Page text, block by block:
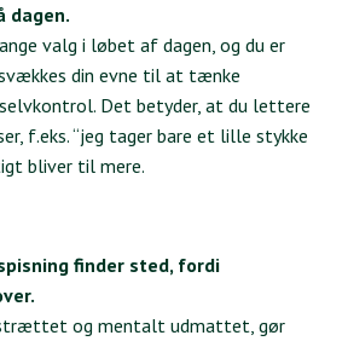
dagen.
valg i løbet af dagen, og du er
din evne til at tænke
Det betyder, at du lettere
f.eks. “jeg tager bare et lille stykke
bliver til mere.
finder sted, fordi
og mentalt udmattet, gør